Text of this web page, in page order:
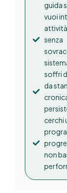
guida
vuoi
senza
soffri
da
cerchi
non